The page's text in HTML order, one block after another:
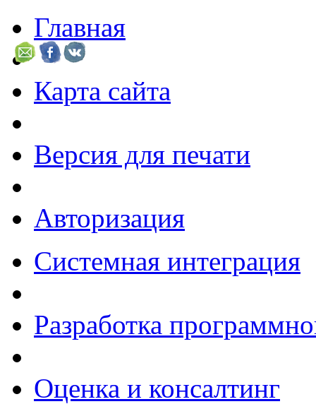
Главная
Карта сайта
Версия для печати
Авторизация
Системная интеграция
Разработка
Оценка и консалтинг